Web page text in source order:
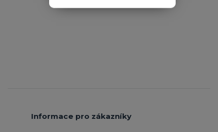
Informace pro zákazníky